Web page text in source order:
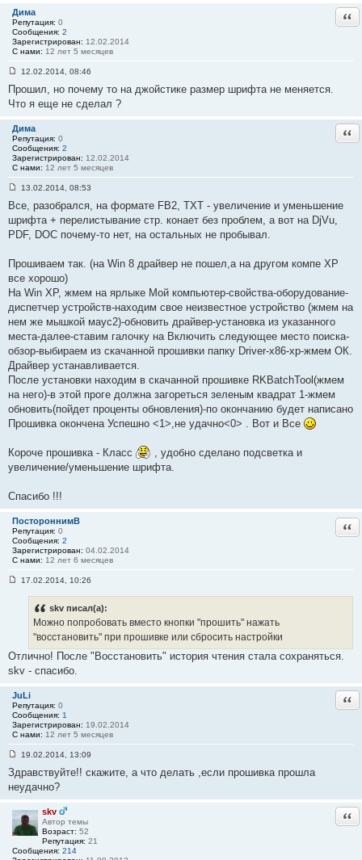
е
#
2
7
Дима
Репутация: 0
Сообщения: 2
Зарегистрирован: 12.02.2014
С нами: 12 лет 5 месяцев
о
б
е
н
и
е
#
2
12.02.2014, 08:46
Прошил, но почему то на джойстике размер шрифта не меняется.
Что я еще не сделал ?
Дима
Репутация: 0
Сообщения: 2
Зарегистрирован: 12.02.2014
С нами: 12 лет 5 месяцев
о
б
щ
и
#
2
13.02.2014, 08:53
Все, разобрался, на формате FB2, TXT - увеличение и уменьшение
шрифта + перелистывание стр. конает без проблем, а вот на DjVu,
PDF, DOC почему-то нет, на остальных не пробывал.
Прошиваем так. (на Win 8 драйвер не пошел,а на другом компе XP
все хорошо)
На Win XP, жмем на ярлыке Мой компьютер-свойства-оборудование-
диспетчер устройств-находим свое неизвестное устройство (жмем на
нем же мышкой маус2)-обновить драйвер-установка из указанного
места-далее-ставим галочку на Включить следующее место поиска-
обзор-выбираем из скачанной прошивки папку Driver-x86-xp-жмем ОК.
Драйвер устанавливается.
После установки находим в скачанной прошивке RKBatchTool(жмем
на него)-в этой проге должна загореться зеленым квадрат 1-жмем
обновить(пойдет проценты обновления)-по окончанию будет написано
Прошивка окончена Успешно <1>,не удачно<0> . Вот и Все
Короче прошивка - Класс
, удобно сделано подсветка и
увеличение/уменьшение шрифта.
Спасибо !!!
ПостороннимВ
Репутация: 0
Сообщения: 2
Зарегистрирован: 04.02.2014
С нами: 12 лет 6 месяцев
и
#
0
17.02.2014, 10:26
skv писал(а):
Можно попробовать вместо кнопки "прошить" нажать
"восстановить" при прошивке или сбросить настройки
Отлично! После "Восстановить" история чтения стала сохраняться.
skv - спасибо.
JuLi
Репутация: 0
Сообщения: 1
Зарегистрирован: 19.02.2014
С нами: 12 лет 5 месяцев
о
о
б
щ
е
н
и
#
19.02.2014, 13:09
Здравствуйте!! скажите, а что делать ,если прошивка прошла
неудачно?
skv
Автор темы
Возраст: 52
Репутация: 21
Сообщения: 214